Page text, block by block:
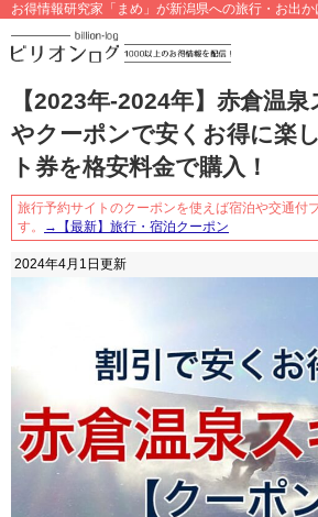
お得情報研究家「まめ」が新潟県への旅行・お出
【2023年-2024年】赤倉温泉
やクーポンで安くお得に楽
ト券を格安料金で購入！
旅行予約サイトのクーポンを使えば宿泊や交通付
す。
→【最新】旅行・宿泊クーポン
2024年4月1日 更新